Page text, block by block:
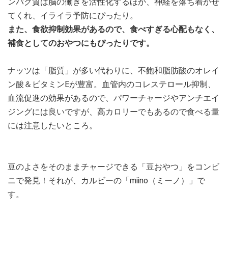
てくれ、イライラ予防にぴったり。
また、食欲抑制効果があるので、食べすぎる心配もなく、
補食としてのおやつにもぴったりです。
ナッツは「脂質」が多い代わりに、不飽和脂肪酸のオレイ
ン酸＆ビタミンEが豊富。血管内のコレステロール抑制、
血流促進の効果があるので、パワーチャージやアンチエイ
ジングには良いですが、高カロリーでもあるので食べる量
には注意したいところ。
豆のよさをそのままチャージできる「豆おやつ」をコンビ
ニで発見！それが、カルビーの「miino（ミーノ）」で
す。